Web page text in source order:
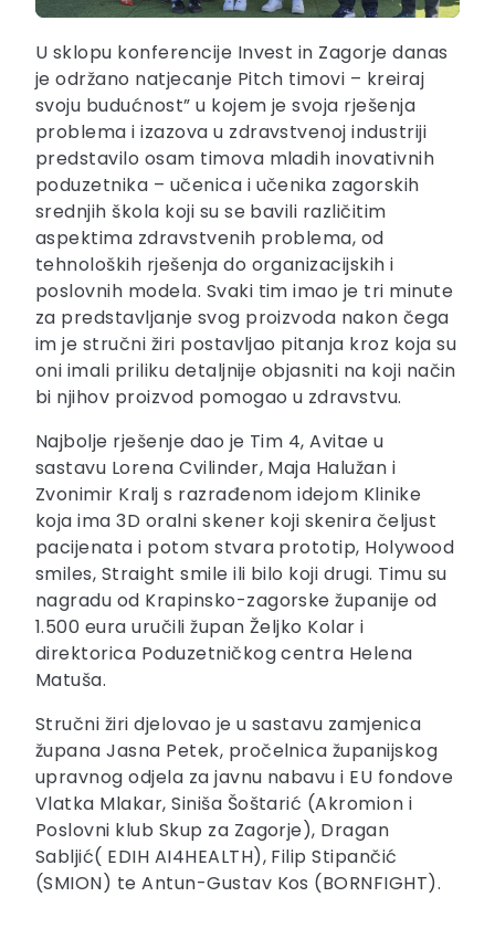
U sklopu konferencije Invest in Zagorje danas
je održano natjecanje Pitch timovi – kreiraj
svoju budućnost” u kojem je svoja rješenja
problema i izazova u zdravstvenoj industriji
predstavilo osam timova mladih inovativnih
poduzetnika – učenica i učenika zagorskih
srednjih škola koji su se bavili različitim
aspektima zdravstvenih problema, od
tehnoloških rješenja do organizacijskih i
poslovnih modela. Svaki tim imao je tri minute
za predstavljanje svog proizvoda nakon čega
im je stručni žiri postavljao pitanja kroz koja su
oni imali priliku detaljnije objasniti na koji način
bi njihov proizvod pomogao u zdravstvu.
Najbolje rješenje dao je Tim 4, Avitae u
sastavu Lorena Cvilinder, Maja Halužan i
Zvonimir Kralj s razrađenom idejom Klinike
koja ima 3D oralni skener koji skenira čeljust
pacijenata i potom stvara prototip, Holywood
smiles, Straight smile ili bilo koji drugi. Timu su
nagradu od Krapinsko-zagorske županije od
1.500 eura uručili župan Željko Kolar i
direktorica Poduzetničkog centra Helena
Matuša.
Stručni žiri djelovao je u sastavu zamjenica
župana Jasna Petek, pročelnica županijskog
upravnog odjela za javnu nabavu i EU fondove
Vlatka Mlakar, Siniša Šoštarić (Akromion i
Poslovni klub Skup za Zagorje), Dragan
Sabljić( EDIH AI4HEALTH), Filip Stipančić
(SMION) te Antun-Gustav Kos (BORNFIGHT).